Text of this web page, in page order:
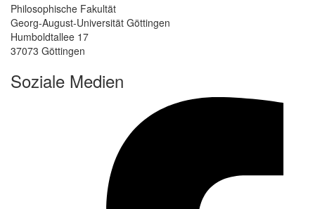
Philosophische Fakultät
Georg-August-Universität Göttingen
Humboldtallee 17
37073 Göttingen
Soziale Medien